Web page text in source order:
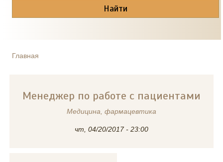
ВЫ ЗДЕСЬ
Главная
Менеджер по работе с пациентами
Медицина, фармацевтика
чт, 04/20/2017 - 23:00